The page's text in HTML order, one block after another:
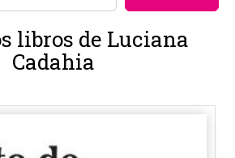
libros de Luciana
Cadahia